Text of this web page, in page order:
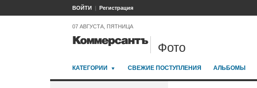
ВОЙТИ Регистрация
07 АВГУСТА, ПЯТНИЦА
Фото
КАТЕГОРИИ СВЕЖИЕ ПОСТУПЛЕНИЯ АЛЬБОМЫ